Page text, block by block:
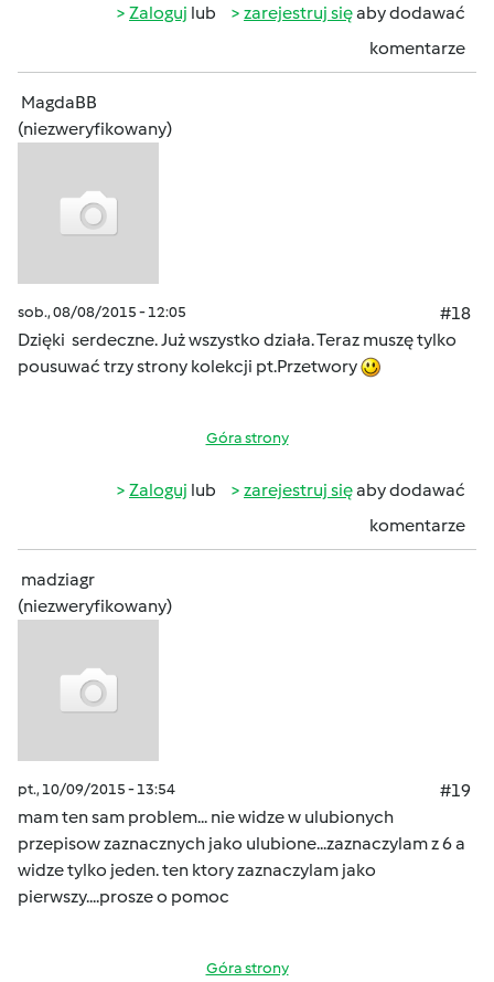
Zaloguj lub zarejestruj sięaby dodawać
komentarze
MagdaBB
(niezweryfikowany)
sob., 08/08/2015 - 12:05
#18
Dzięki serdeczne. Już wszystko działa. Teraz muszę tylko
pousuwać trzy strony kolekcji pt.Przetwory
Góra strony
Zaloguj lub zarejestruj sięaby dodawać
komentarze
madziagr
(niezweryfikowany)
pt., 10/09/2015 - 13:54
#19
mam ten sam problem... nie widze w ulubionych
przepisow zaznacznych jako ulubione...zaznaczylam z 6 a
widze tylko jeden. ten ktory zaznaczylam jako
pierwszy....prosze o pomoc
Góra strony